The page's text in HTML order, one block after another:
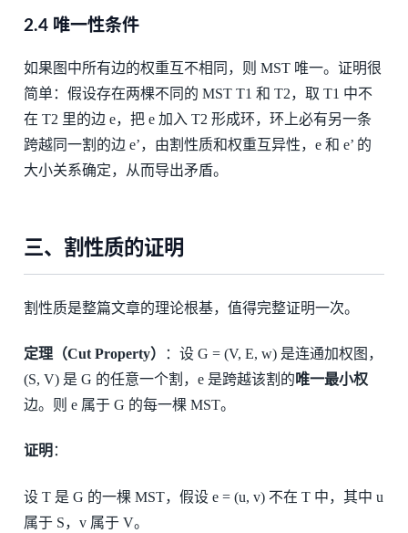
2.4 唯一性条件
如果图中所有边的权重互不相同，则 MST 唯一。证明很
简单：假设存在两棵不同的 MST T1 和 T2，取 T1 中不
在 T2 里的边 e，把 e 加入 T2 形成环，环上必有另一条
跨越同一割的边 e’，由割性质和权重互异性，e 和 e’ 的
大小关系确定，从而导出矛盾。
三、割性质的证明
割性质是整篇文章的理论根基，值得完整证明一次。
定理（Cut Property）
：设 G = (V, E, w) 是连通加权图，
(S, V) 是 G 的任意一个割，e 是跨越该割的 唯一最小权
边。则 e 属于 G 的每一棵 MST。
证明 ：
设 T 是 G 的一棵 MST，假设 e = (u, v) 不在 T 中，其中 u
属于 S，v 属于 V。